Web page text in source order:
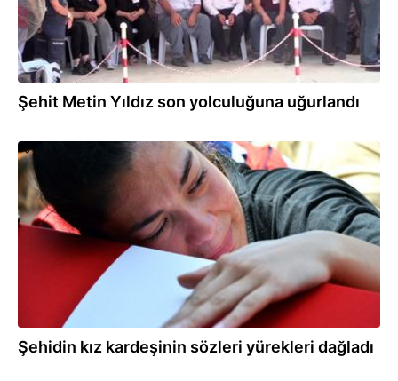
Şehit Metin Yıldız son yolculuğuna uğurlandı
Şehidin kız kardeşinin sözleri yürekleri dağladı